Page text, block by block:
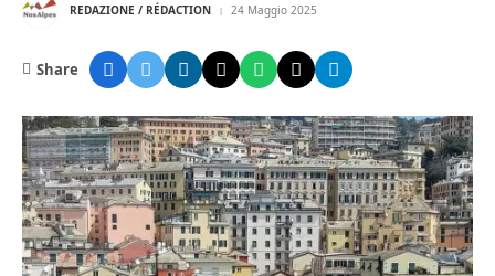
REDAZIONE / RÉDACTION 24 Maggio 2025
Share